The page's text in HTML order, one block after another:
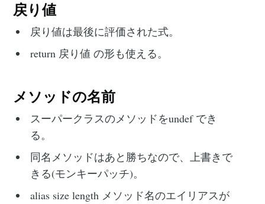
戻り値
戻り値は最後に評価された式。
return 戻り値 の形も使える。
メソッドの名前
スーパークラスのメソッドをundef でき
る。
同名メソッドはあと勝ちなので、上書きで
きる(モンキーパッチ)。
alias size length メソッド名のエイリアスが